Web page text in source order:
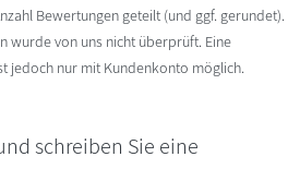
Bewertungen geteilt (und ggf. gerundet).
wurde von uns nicht überprüft. Eine
jedoch nur mit Kundenkonto möglich.
schreiben Sie eine